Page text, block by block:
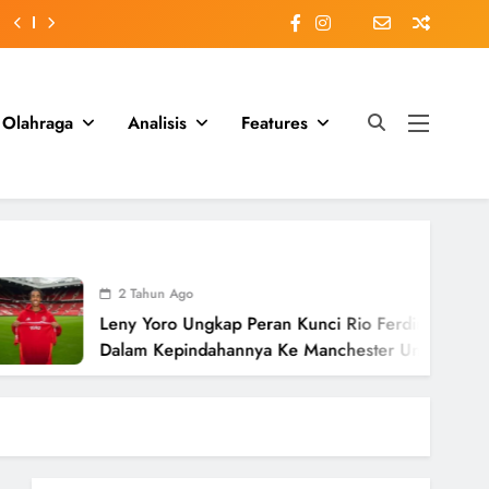
Olahraga Analisis Features
2 Tahun Ago
Leny Yoro Ungkap Peran Kunci Rio Ferdinand
Dalam Kepindahannya Ke Manchester United
Senilai £58 Juta